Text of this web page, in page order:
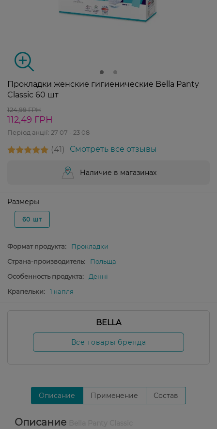
Прокладки женские гигиенические Bella Panty
Classic 60 шт
124,99 ГРН
112,49 ГРН
Період акції: 27 07 - 23 08
41 Смотреть все отзывы
Наличие в магазинах
Размеры
60 шт
Формат продукта:
Прокладки
Страна-производитель:
Польща
Особенность продукта:
Денні
Крапельки:
1 капля
BELLA
Все товары бренда
Описание Применение Состав
Описание